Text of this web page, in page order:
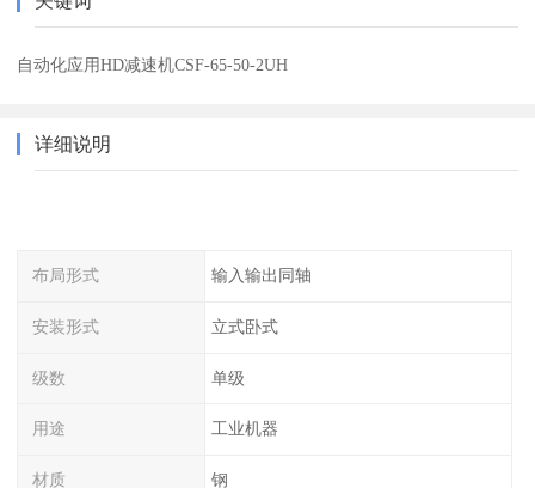
自动化应用HD减速机CSF-65-50-2UH
详细说明
布局形式 输入输出同轴
安装形式 立式卧式
级数 单级
用途 工业机器
材质 钢